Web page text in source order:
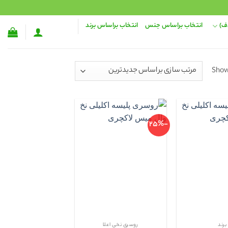
انتخاب براساس جنس انتخاب براساس برند
Sorted
برند
-25%
روسری نخی اعلا